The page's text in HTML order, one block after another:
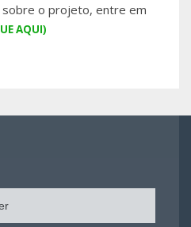
sobre o projeto, entre em
AQUI)